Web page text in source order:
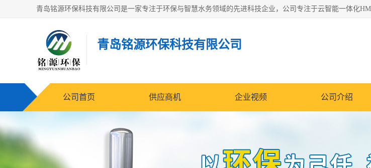
青岛铭源环保科技有限公司
公司首页 供应商机 企业视频 公司介绍